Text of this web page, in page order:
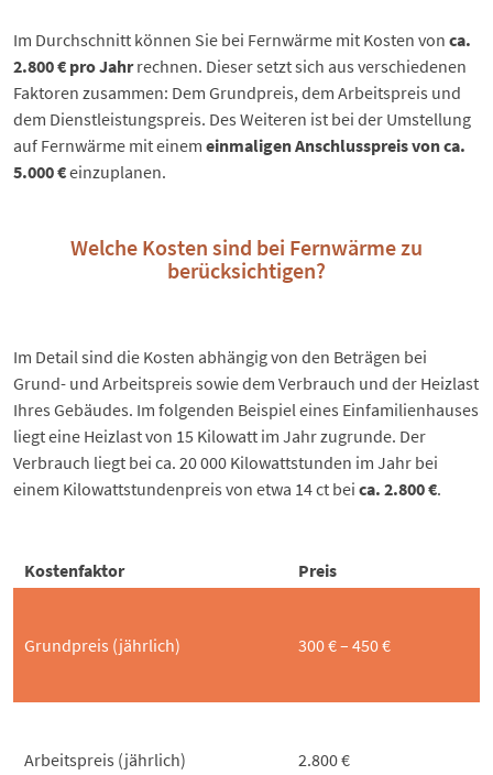
Im Durchschnitt können Sie bei Fernwärme mit Kosten von ca.
2.800 € pro Jahrrechnen. Dieser setzt sich aus verschiedenen
Faktoren zusammen: Dem Grundpreis, dem Arbeitspreis und
dem Dienstleistungspreis. Des Weiteren ist bei der Umstellung
auf Fernwärme mit einem einmaligen Anschlusspreis von ca.
5.000 €einzuplanen.
Welche Kosten sind bei Fernwärme zu
berücksichtigen?
Im Detail sind die Kosten abhängig von den Beträgen bei
Grund- und Arbeitspreis sowie dem Verbrauch und der Heizlast
Ihres Gebäudes. Im folgenden Beispiel eines Einfamilienhauses
liegt eine Heizlast von 15 Kilowatt im Jahr zugrunde. Der
Verbrauch liegt bei ca. 20 000 Kilowattstunden im Jahr bei
einem Kilowattstundenpreis von etwa 14 ct bei ca. 2.800 €.
Kostenfaktor Preis
Grundpreis (jährlich) 300 € – 450 €
Arbeitspreis (jährlich) 2.800 €